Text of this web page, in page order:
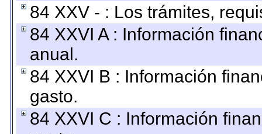
84 XXV - : Los trámites,
84 XXVI A : Información
anual.
84 XXVI B : Información
gasto.
84 XXVI C : Información